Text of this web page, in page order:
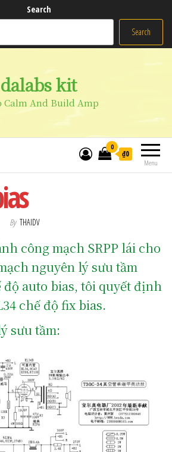
Search
Search
dalabs kit
Calm And Build Amp
Menu
0
₫0
By THAIDV
công mạch SRPP lái cho
nguyên lý sưu tầm
độ auto bias, tôi quyết định
chế độ fix bias.
sưu tầm: